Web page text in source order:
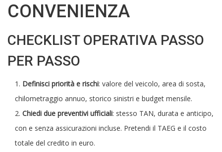
CONVENIENZA
CHECKLIST OPERATIVA PASSO
PER PASSO
Definisci priorità e rischi: valore del veicolo, area di sosta,
chilometraggio annuo, storico sinistri e budget mensile.
Chiedi due preventivi ufficiali: stesso TAN, durata e anticipo,
con e senza assicurazioni incluse. Pretendi il TAEG e il costo
totale del credito in euro.